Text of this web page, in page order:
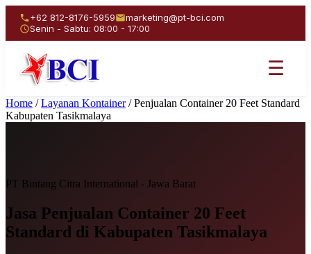
+62 812-8176-5959
marketing@pt-bci.com
Senin - Sabtu: 08:00 - 17:00
☰
Home / Layanan Kontainer / Penjualan Container 20 Feet Standard
Kabupaten Tasikmalaya
PT Bintang Citra International - Jawa Barat
Jasa Penjualan Container 20 Feet
Standard di Kabupaten Tasikmalaya